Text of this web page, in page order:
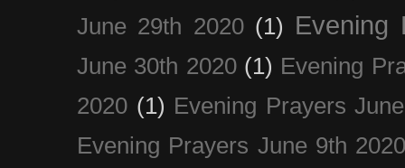
June 29th 2020 (1) Evening
June 30th 2020 (1) Evening
2020 (1) Evening Prayers
Evening Prayers June 9th